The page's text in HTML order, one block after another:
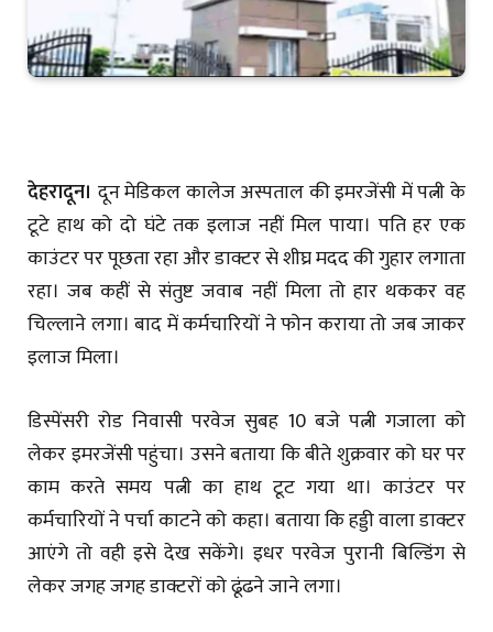
देहरादून। दून मेडिकल कालेज अस्पताल की इमरजेंसी में पत्नी के
टूटे हाथ को दो घंटे तक इलाज नहीं मिल पाया। पति हर एक
काउंटर पर पूछता रहा और डाक्टर से शीघ्र मदद की गुहार लगाता
रहा। जब कहीं से संतुष्ट जवाब नहीं मिला तो हार थककर वह
चिल्लाने लगा। बाद में कर्मचारियों ने फोन कराया तो जब जाकर
इलाज मिला।
डिस्पेंसरी रोड निवासी परवेज सुबह 10 बजे पत्नी गजाला को
लेकर इमरजेंसी पहुंचा। उसने बताया कि बीते शुक्रवार को घर पर
काम करते समय पत्नी का हाथ टूट गया था। काउंटर पर
कर्मचारियों ने पर्चा काटने को कहा। बताया कि हड्डी वाला डाक्टर
आएंगे तो वही इसे देख सकेंगे। इधर परवेज पुरानी बिल्डिंग से
लेकर जगह जगह डाक्टरों को ढूंढने जाने लगा।